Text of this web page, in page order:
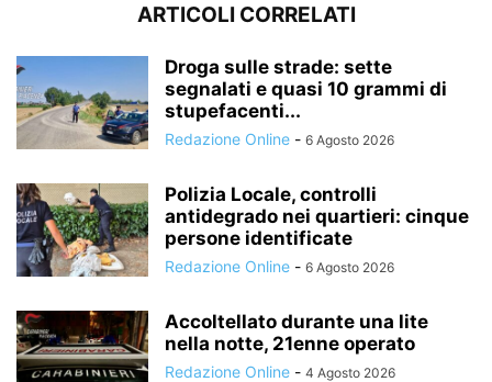
ARTICOLI CORRELATI
Droga sulle strade: sette
segnalati e quasi 10 grammi di
stupefacenti...
Redazione Online - 6 Agosto 2026
Polizia Locale, controlli
antidegrado nei quartieri: cinque
persone identificate
Redazione Online - 6 Agosto 2026
Accoltellato durante una lite
nella notte, 21enne operato
Redazione Online - 4 Agosto 2026